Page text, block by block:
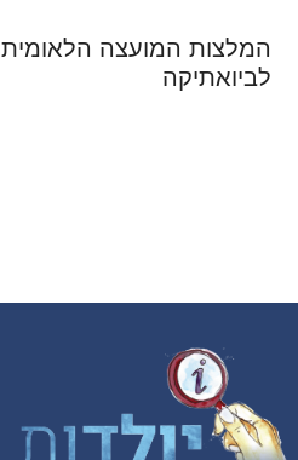
המלצות המועצה הלאומית
לביואתיקה
Footer